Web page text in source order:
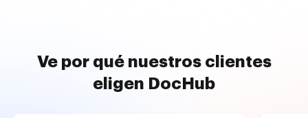
Ve por qué nuestros clientes
eligen DocHub